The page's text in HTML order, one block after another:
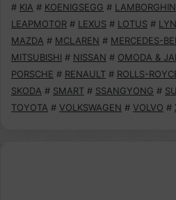
# KIA # KOENIGSEGG #
LEAPMOTOR # LEXUS # LOTUS #
MAZDA # MCLAREN # MERCEDES-
MITSUBISHI # NISSAN # OMODA &
PORSCHE # RENAULT # ROLLS-
SKODA # SMART # SSANGYONG #
TOYOTA # VOLKSWAGEN # VOLVO #